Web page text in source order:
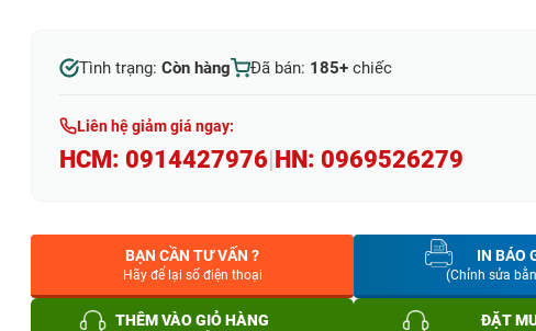
Tình trạng: Còn hàng Đã bán: 185+ chiếc
Liên hệ giảm giá ngay:
HCM: 0914427976 HN: 0969526279
BẠN CẦN TƯ VẤN ?
Hãy để lại số điện thoại
IN BÁO
(Chỉnh sửa
THÊM VÀO GIỎ HÀNG ĐẶT